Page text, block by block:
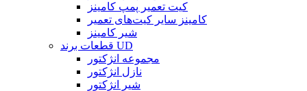
کیت تعمیر پمپ کامینز
کامینز سایر کیت‌های تعمیر
شیر کامینز
قطعات برند UD
مجموعه انژکتور
نازل انژکتور
شیر انژکتور